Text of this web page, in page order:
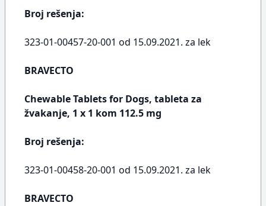
Broj rešenja:
323-01-00457-20-001 od 15.09.2021. za lek
BRAVECTO
Chewable Tablets for Dogs, tableta za
žvakanje, 1 x 1 kom 112.5 mg
Broj rešenja:
323-01-00458-20-001 od 15.09.2021. za lek
BRAVECTO